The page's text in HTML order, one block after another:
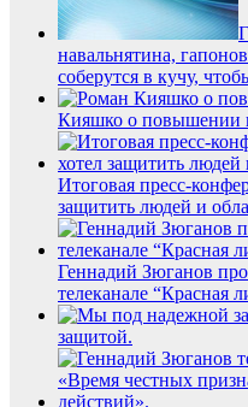
навальнятина,
соберутся в кучу,
Кияшко о повышении
Итоговая пресс-
защитить людей и
Геннадий Зюганов
телеканале “Красная
защитой.